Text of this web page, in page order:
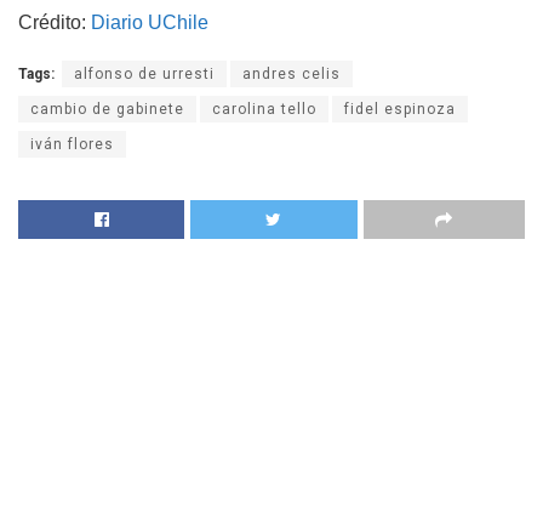
Crédito: Diario UChile
Tags: alfonso de urresti andres celis
cambio de gabinete carolina tello fidel espinoza
iván flores